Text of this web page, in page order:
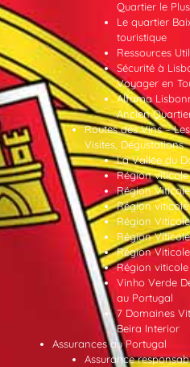
Quartier le
Le quartier
touristique
Ressources
Sécurité à
Voyager en
Alfama
Ancien
Routes des Vins –
Visites, Dégustations
La Vallée du
Région
Région
Région
Région
Région
Région
Région
Vinho Verde
au Portugal
7 Domaines
Beira Interior
Assurances au Portugal
Assurance